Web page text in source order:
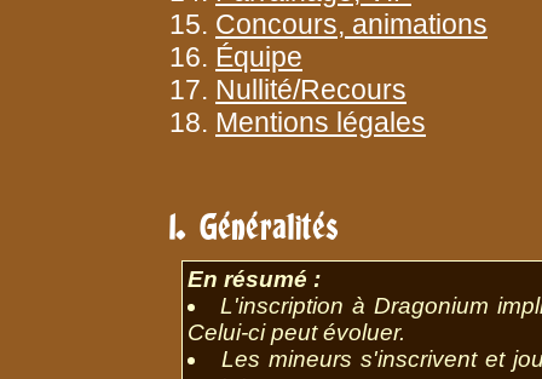
15. Concours, animations
16. Équipe
17. Nullité/Recours
18. Mentions légales
1. Généralités
En résumé :
L'inscription à Dragonium
Celui-ci peut évoluer.
Les mineurs s'inscrivent et